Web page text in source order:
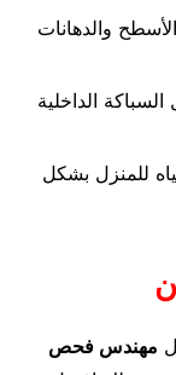
والدهانات
الداخلية
للمنزل بشكل
مهندس فحص